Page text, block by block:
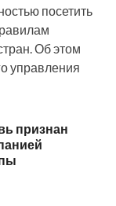
посетить
Об этом
управления
признан